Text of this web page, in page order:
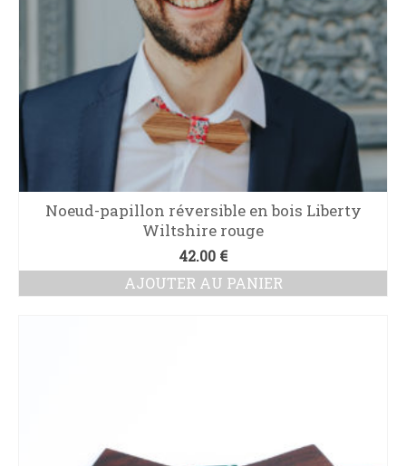
Noeud-papillon réversible en bois Liberty
Wiltshire rouge
42.00 €
AJOUTER AU PANIER